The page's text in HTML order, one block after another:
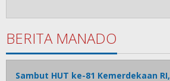
BERITA MANADO
Sambut HUT ke-81 Kemerdekaan RI,